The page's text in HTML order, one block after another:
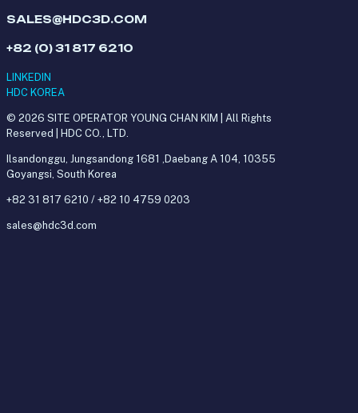
SALES@HDC3D.COM
+82 (0) 31 817 6210
LINKEDIN
HDC KOREA
© 2026 SITE OPERATOR YOUNG CHAN KIM | All Rights
Reserved | HDC CO., LTD.
Ilsandonggu, Jungsandong 1681 ,Daebang A 104, 10355
Goyangsi, South Korea
+82 31 817 6210 / +82 10 4759 0203
sales@hdc3d.com